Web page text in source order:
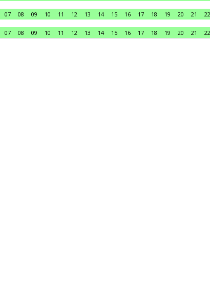
07 08 09 10 11 12 13 14 15 16 17 18 19 20 21 22
07 08 09 10 11 12 13 14 15 16 17 18 19 20 21 22